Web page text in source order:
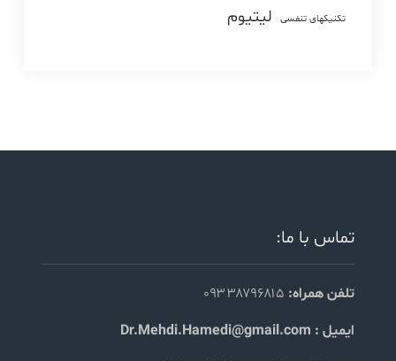
تکنیکهای تنفسی لیتیوم
تماس با ما:
تلفن همراه: ۰۹۳۳۸۷۹۶۸۱۵
ایمیل : Dr.Mehdi.Hamedi@gmail.com